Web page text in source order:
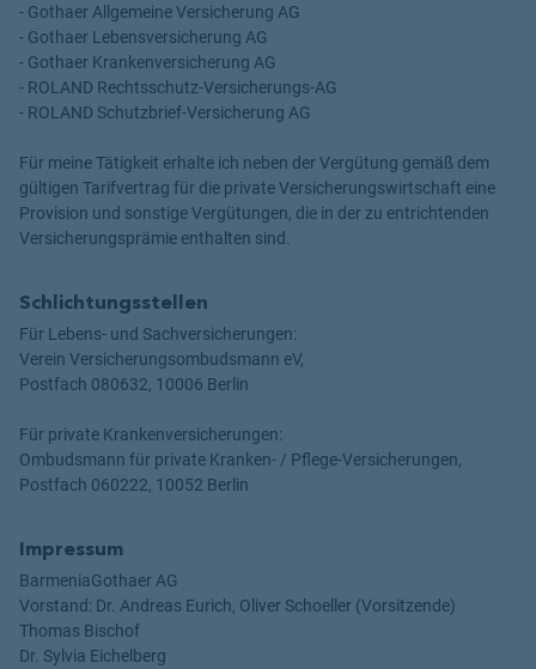
- Gothaer Allgemeine Versicherung AG
- Gothaer Lebensversicherung AG
- Gothaer Krankenversicherung AG
- ROLAND Rechtsschutz-Versicherungs-AG
- ROLAND Schutzbrief-Versicherung AG
Für meine Tätigkeit erhalte ich neben der Vergütung gemäß dem
gültigen Tarifvertrag für die private Versicherungswirtschaft eine
Provision und sonstige Vergütungen, die in der zu entrichtenden
Versicherungsprämie enthalten sind.
Schlichtungsstellen
Für Lebens- und Sachversicherungen:
Verein Versicherungsombudsmann eV,
Postfach 080632, 10006 Berlin
Für private Krankenversicherungen:
Ombudsmann für private Kranken- / Pflege-Versicherungen,
Postfach 060222, 10052 Berlin
Impressum
BarmeniaGothaer AG
Vorstand: Dr. Andreas Eurich, Oliver Schoeller (Vorsitzende)
Thomas Bischof
Dr. Sylvia Eichelberg